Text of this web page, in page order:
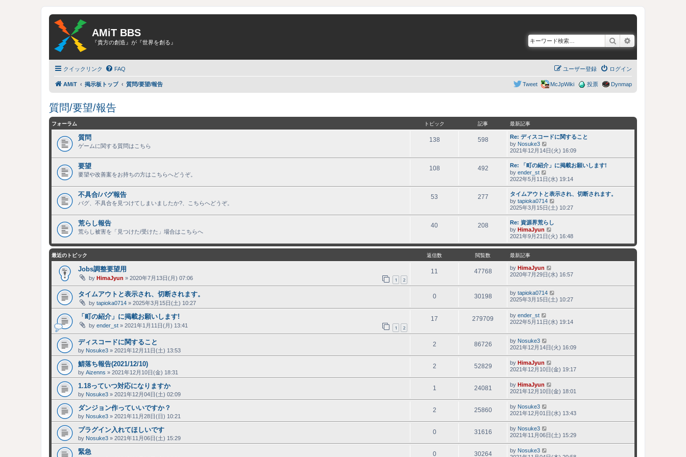
AMiT BBS
『貴方の創造』が『世界を創る』 検索
クイックリンク FAQ ログイン
ユーザー登録
AMiT 掲示板トップ 質問/要望/報告 Dynmap
投票
McJpWiki
Tweet
質問/要望/報告
フォーラム トピック 記事 最新記事
質問
ゲームに関する質問はこちら
138 598
Re: ディスコードに関すること
by Nosuke3
新
記
事
2021年12月14日(火) 16:09
要望
要望や改善案をお持ちの方はこちらへどうぞ。
108 492
Re: 「町の紹介」に掲載お願いします!
by ender_st
新
記
事
2022年5月11日(水) 19:14
不具合/バグ報告
バグ、不具合を見つけてしまいましたか?、こちらへどうぞ。
53 277
タイムアウトと表示され、切断されます。
by tapioka0714
新
記
2025年3月15日(土) 10:27
荒らし報告
荒らし被害を「見つけた/受けた」場合はこちらへ
40 208
Re: 資源界荒らし
by HimaJyun
新
記
2021年9月21日(火) 16:48
最近のトピック 返信数 閲覧数 最新記事
Jobs調整要望用
by HimaJyun » 2020年7月13日(月) 07:06 1 2
11 47768 by HimaJyun
2020年7月29日(水) 16:57
タイムアウトと表示され、切断されます。
by tapioka0714 » 2025年3月15日(土) 10:27
0 30198 by tapioka0714
2025年3月15日(土) 10:27
「町の紹介」に掲載お願いします!
by ender_st » 2021年1月11日(月) 13:41 1 2
17 279709 by ender_st
2022年5月11日(水) 19:14
ディスコードに関すること
by Nosuke3 » 2021年12月11日(土) 13:53
2 86726 by Nosuke3
2021年12月14日(火) 16:09
鯖落ち報告(2021/12/10)
by Aizenns » 2021年12月10日(金) 18:31
2 52829 by HimaJyun
2021年12月10日(金) 19:17
1.18っていつ対応になりますか
by Nosuke3 » 2021年12月04日(土) 02:09
1 24081 by HimaJyun
2021年12月10日(金) 18:01
ダンジョン作っていいですか？
by Nosuke3 » 2021年11月28日(日) 10:21
2 25860 by Nosuke3
2021年12月01日(水) 13:43
プラグイン入れてほしいです
by Nosuke3 » 2021年11月06日(土) 15:29
0 31616 by Nosuke3
2021年11月06日(土) 15:29
緊急 0 30264 by Nosuke3